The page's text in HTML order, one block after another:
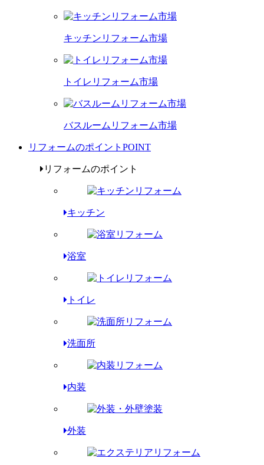
キッチンリフォーム市場
トイレリフォーム市場
バスルームリフォーム市場
リフォームのポイント POINT
リフォームのポイント
キッチン
浴室
トイレ
洗面所
内装
外装